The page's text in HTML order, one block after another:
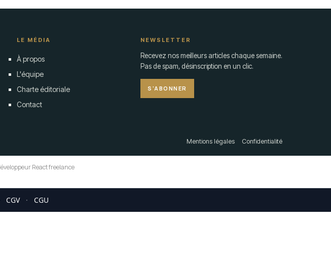
LE MÉDIA
À propos
L'équipe
Charte éditoriale
Contact
NEWSLETTER
Recevez nos meilleurs articles chaque semaine.
Pas de spam, désinscription en un clic.
S'ABONNER
Mentions légales Confidentialité
React freelance
CGV · CGU